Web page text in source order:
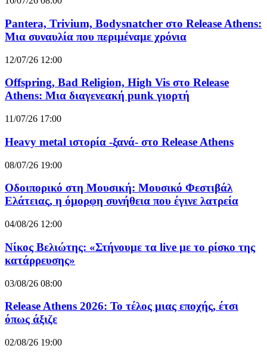
Pantera, Trivium, Bodysnatcher στο Release Athens:
Μια συναυλία που περιμέναμε χρόνια
12/07/26 12:00
Offspring, Bad Religion, High Vis στο Release
Athens: Μια διαγενεακή punk γιορτή
11/07/26 17:00
Heavy metal ιστορία -ξανά- στο Release Athens
08/07/26 19:00
Οδοιπορικό στη Μουσική: Μουσικό Φεστιβάλ
Ελάτειας, η όμορφη συνήθεια που έγινε λατρεία
04/08/26 12:00
Νίκος Βελιώτης: «Στήνουμε τα live με το ρίσκο της
κατάρρευσης»
03/08/26 08:00
Release Athens 2026: Το τέλος μιας εποχής, έτσι
όπως άξιζε
02/08/26 19:00